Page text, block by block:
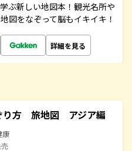
ぶ新しい地図本！観光名所や
図をなぞって脳もイキイキ！
詳細を見る
り方 旅地図 アジア編
康